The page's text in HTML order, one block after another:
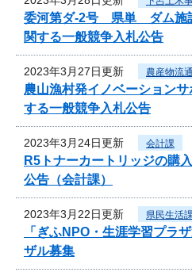
委河第ダ-2号 県単 ダム施
関する一般競争入札公告
2023年3月27日更新 農産物流
農山漁村発イノベーション
する一般競争入札公告
2023年3月24日更新 会計課
R5トナーカートリッジの購
公告（会計課）
2023年3月22日更新 県民生活
「ぎふNPO・生涯学習プラ
ザル募集